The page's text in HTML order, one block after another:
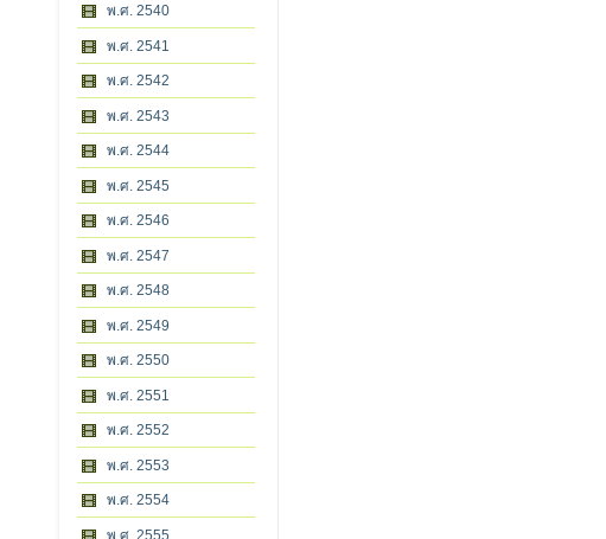
พ.ศ. 2540
พ.ศ. 2541
พ.ศ. 2542
พ.ศ. 2543
พ.ศ. 2544
พ.ศ. 2545
พ.ศ. 2546
พ.ศ. 2547
พ.ศ. 2548
พ.ศ. 2549
พ.ศ. 2550
พ.ศ. 2551
พ.ศ. 2552
พ.ศ. 2553
พ.ศ. 2554
พ.ศ. 2555